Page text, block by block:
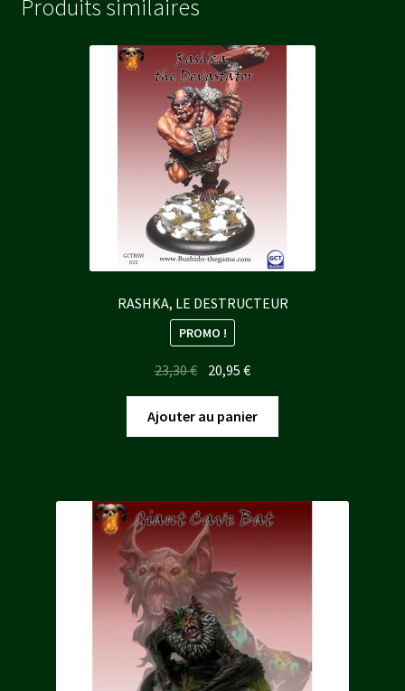
Produits similaires
RASHKA, LE DESTRUCTEUR
PROMO !
23,30€ Le
prix
initial
était :
20,95€Le
prix
actuel
est :
Ajouter au panier